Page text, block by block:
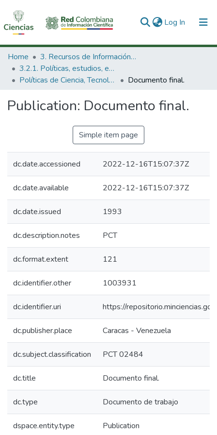
Log In (current)
Communities & Collections
All of DSpace
Home
3. Recursos de Información Científica y Tecnológica
3.2.1. Políticas, estudios, evaluaciones e indicadores de CTeI
Políticas de Ciencia, Tecnología e Innovación
Documento final.
Publication: Documento final.
Simple item page
dc.date.accessioned 2022-12-16T15:07:37Z
dc.date.available 2022-12-16T15:07:37Z
dc.date.issued 1993
dc.description.notes PCT
dc.format.extent 121
dc.identifier.other 1003931
dc.identifier.uri https://
dc.publisher.place Caracas - Venezuela
dc.subject.classification PCT 02484
dc.title Documento final.
dc.type Documento de trabajo
dspace.entity.type Publication